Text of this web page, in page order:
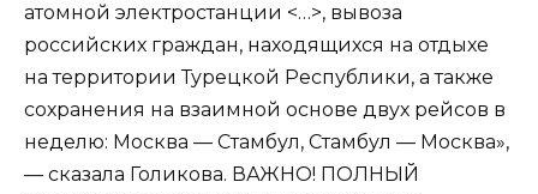
атомной электростанции <…>, вывоза
российских граждан, находящихся на отдыхе
на территории Турецкой Республики, а также
сохранения на взаимной основе двух рейсов в
неделю: Москва — Стамбул, Стамбул — Москва»,
— сказала Голикова. ВАЖНО! ПОЛНЫЙ